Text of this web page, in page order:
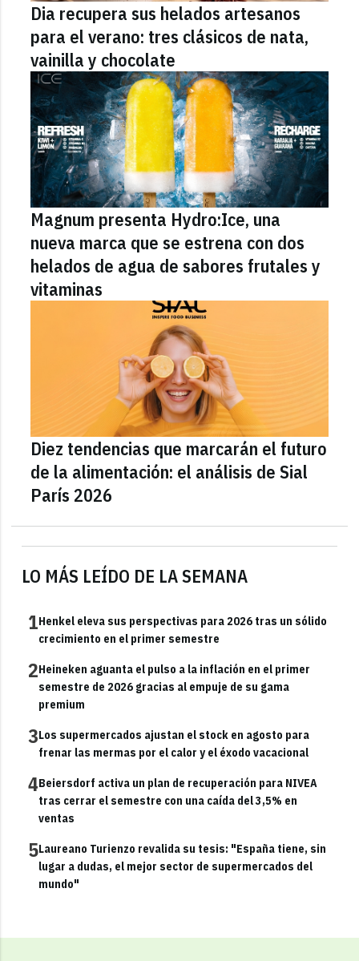
LO MÁS LEÍDO DE LA SEMANA
1Henkel eleva sus perspectivas para 2026 tras un sólido
crecimiento en el primer semestre
2Heineken aguanta el pulso a la inflación en el primer
semestre de 2026 gracias al empuje de su gama
premium
3Los supermercados ajustan el stock en agosto para
frenar las mermas por el calor y el éxodo vacacional
4Beiersdorf activa un plan de recuperación para NIVEA
tras cerrar el semestre con una caída del 3,5% en
ventas
5Laureano Turienzo revalida su tesis: "España tiene, sin
lugar a dudas, el mejor sector de supermercados del
mundo"
Dia recupera sus helados artesanos
para el verano: tres clásicos de nata,
vainilla y chocolate
Magnum presenta Hydro:Ice, una
nueva marca que se estrena con dos
helados de agua de sabores frutales y
vitaminas
Diez tendencias que marcarán el futuro
de la alimentación: el análisis de Sial
París 2026